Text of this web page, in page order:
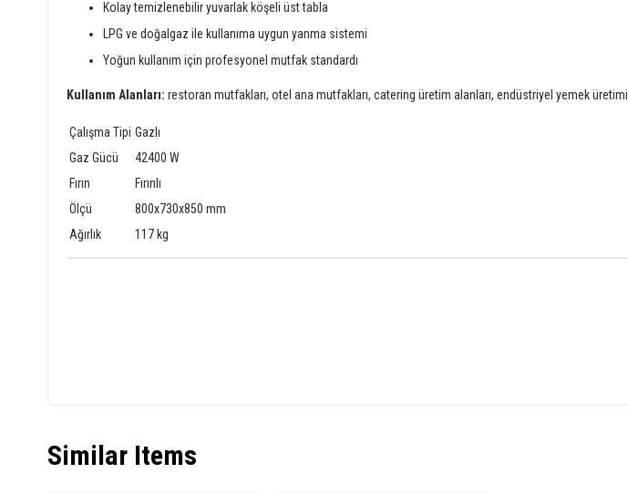
Kolay temizlenebilir yuvarlak köşeli üst tabla
LPG ve doğalgaz ile kullanıma uygun yanma sistemi
Yoğun kullanım için profesyonel mutfak standardı
Kullanım Alanları: restoran mutfakları, otel ana mutfakları, catering üretim alanları, endüstriyel yemek üretimi.
Çalışma Tipi Gazlı
Gaz Gücü
42400 W
Fırın
Fırınlı
Ölçü
800x730x850 mm
Ağırlık
117 kg
Similar Items